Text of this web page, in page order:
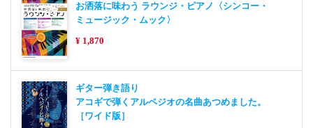
お洒落に味わう ラウンジ・ピアノ〈シンコー・
ミュージック・ムック〉
¥ 1,870
ギター弾き語り
アコギで弾くアルペジオの名曲あつめました。
［ワイド版］